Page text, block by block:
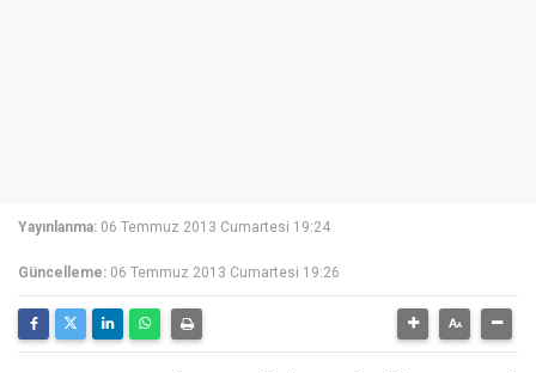
Yayınlanma: 06 Temmuz 2013 Cumartesi 19:24
Güncelleme: 06 Temmuz 2013 Cumartesi 19:26